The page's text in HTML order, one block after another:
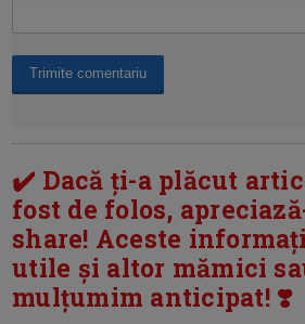
✔️ Dacă ți-a plăcut
fost de folos,
share! Aceste
utile și altor mămici
mulțumim anticipat! ❣️